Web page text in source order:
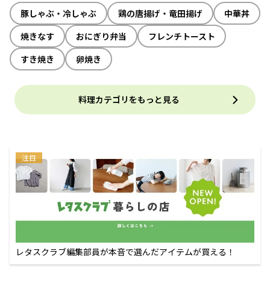
豚しゃぶ・冷しゃぶ 鶏の唐揚げ・竜田揚げ
中華丼
焼きなす
おにぎり弁当
フレンチトースト
すき焼き
卵焼き
料理カテゴリをもっと見る
注目
レタスクラブ編集部員が本音で選んだアイテムが買える！